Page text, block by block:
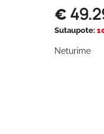
€
Sutaupote:
Neturime